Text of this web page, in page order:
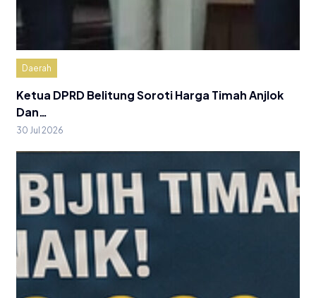
Daerah
Ketua DPRD Belitung Soroti Harga Timah Anjlok
Dan…
30 Jul 2026